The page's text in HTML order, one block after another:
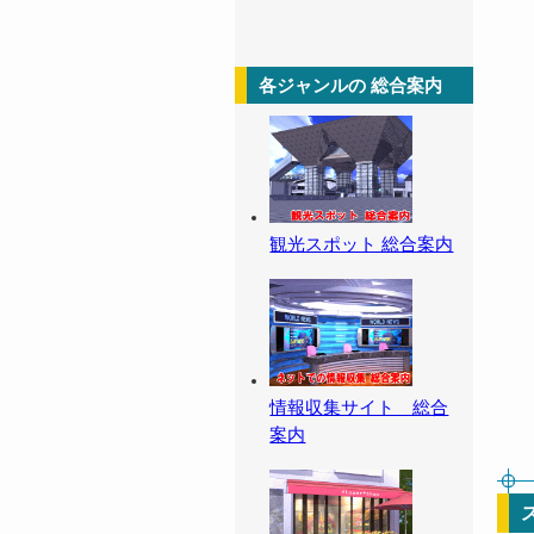
各ジャンルの 総合案内
観光スポット 総合案内
情報収集サイト 総合
案内